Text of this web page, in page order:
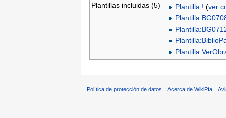
Plantillas incluidas (5)
Plantilla:! (ver
Política de protección de datos Acerca de WikiPía